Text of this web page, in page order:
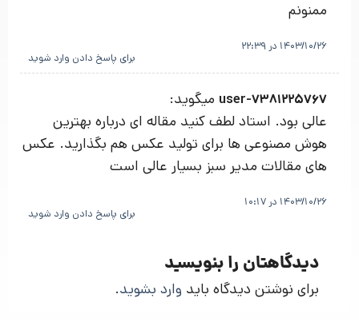
ممنونم
1403/10/26 در 22:39
برای پاسخ دادن وارد شوید
user-7381225767 میگوید:
عالی بود. استاد لطف کنید مقاله ای درباره بهترین
هوش مصنوعی ها برای تولید عکس هم بگذارید. عکس
های مقالات مدیر سبز بسیار عالی است
1403/10/26 در 10:17
برای پاسخ دادن وارد شوید
دیدگاهتان را بنویسید
برای نوشتن دیدگاه باید وارد بشوید.